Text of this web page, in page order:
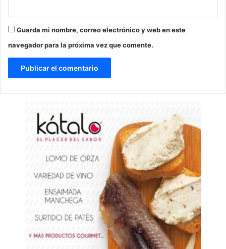
Guarda mi nombre, correo electrónico y web en este
navegador para la próxima vez que comente.